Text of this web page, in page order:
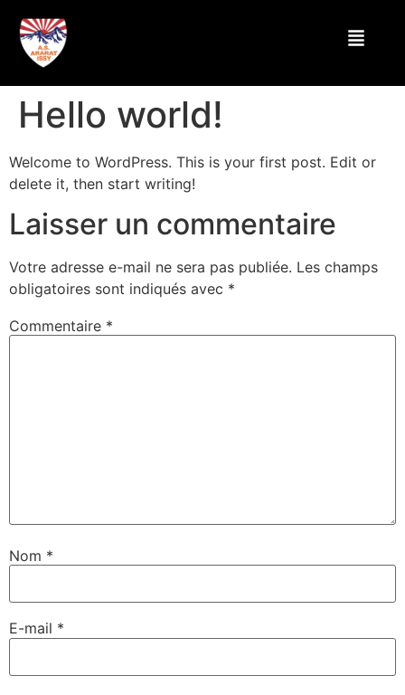
Hello world!
Welcome to WordPress. This is your first post. Edit or
delete it, then start writing!
Laisser un commentaire
Votre adresse e-mail ne sera pas publiée. Les champs
obligatoires sont indiqués avec *
Commentaire *
Nom *
E-mail *